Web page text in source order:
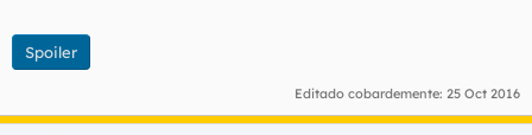
Spoiler
Editado cobardemente: 25 Oct 2016